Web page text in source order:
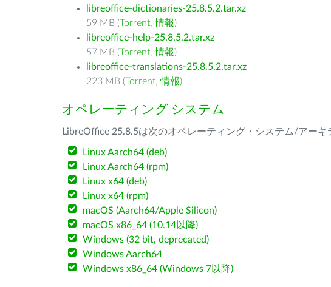
libreoffice-dictionaries-25.8.5.2.tar.xz
59 MB (Torrent,情報)
libreoffice-help-25.8.5.2.tar.xz
57 MB (Torrent,情報)
libreoffice-translations-25.8.5.2.tar.xz
223 MB (Torrent,情報)
オペレーティング システム
LibreOffice 25.8.5は次のオペレーティング・システム/アーキ
Linux Aarch64 (deb)
Linux Aarch64 (rpm)
Linux x64 (deb)
Linux x64 (rpm)
macOS (Aarch64/Apple Silicon)
macOS x86_64 (10.14以降)
Windows (32 bit, deprecated)
Windows Aarch64
Windows x86_64 (Windows 7以降)